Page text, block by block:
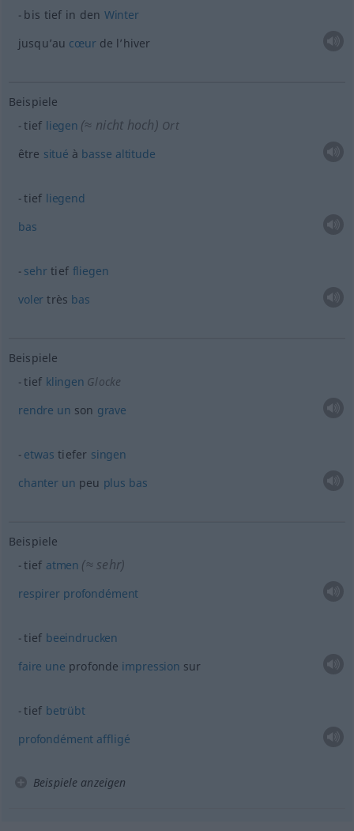
bis tief in den Winter
jusqu’au cœurde l’hiver
Beispiele
tief liegen (≈ nicht hoch) Ort
être situé à basse altitude
tief liegend
bas
sehrtief fliegen
voler très bas
Beispiele
tief klingen Glocke
rendre un son grave
etwas tiefer singen
chanter un peu plus bas
Beispiele
tief atmen (≈ sehr)
respirer profondément
tief beeindrucken
faire une profonde impression sur
tief betrübt
profondément affligé
Beispiele anzeigen